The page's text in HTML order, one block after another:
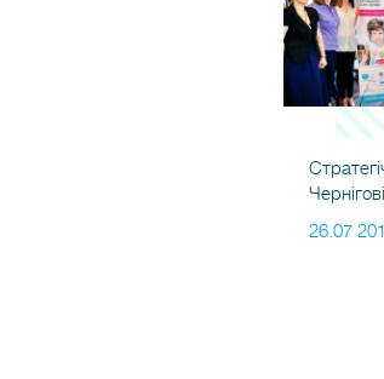
Чернігові
26.07